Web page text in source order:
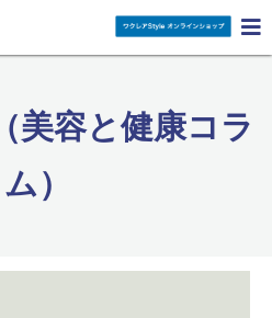

容と健康コラ
ム）